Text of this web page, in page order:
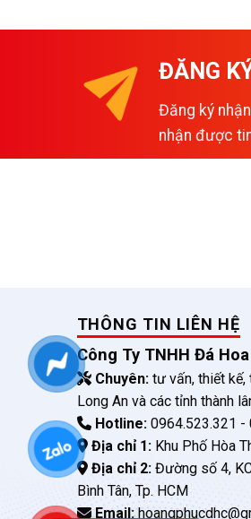
ĐĂNG
Đăng ký
nhận được
THÔNG TIN LIÊN HỆ
Công Ty TNHH Đá
Chuyên:tư vấn, thiết kế,
Long An và các tỉnh thành
Hotline:0964.523.321 -
Địa chỉ 1:Khu Phố Hòa
Địa chỉ 2:Đường số 4,
Bình Tân, Tp. HCM
Email: